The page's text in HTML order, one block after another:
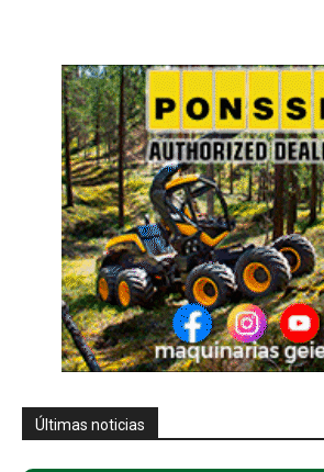
Últimas noticias